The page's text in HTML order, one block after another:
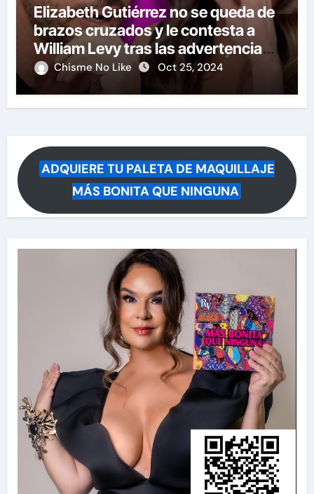
Elizabeth Gutiérrez no se queda de
brazos cruzados y le contesta a
William Levy tras las advertencias
de demandas
Chisme No Like Oct 25, 2024
ADQUIERE TU PALETA DE MAQUILLAJE
MÁS BONITA QUE NINGUNA